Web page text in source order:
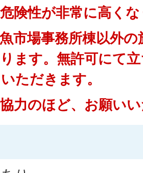
険性が非常に高く
市場事務所棟以外
ます。無許可にて
ただきます。
力のほど、お願い